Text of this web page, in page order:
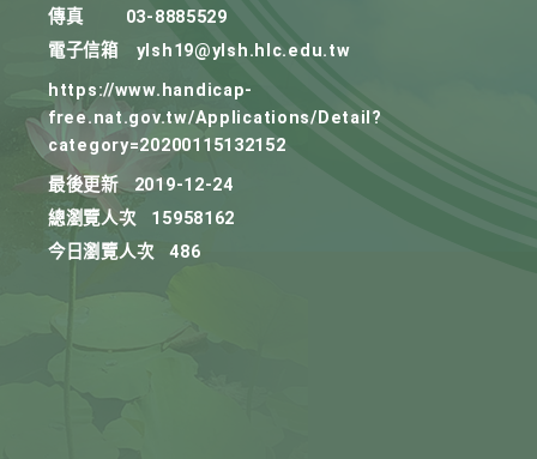
傳真
03-8885529
電子信箱
ylsh19@ylsh.hlc.edu.tw
https://www.handicap-
free.nat.gov.tw/Applications/Detail?
category=20200115132152
最後更新
2019-12-24
總瀏覽人次
15958162
今日瀏覽人次
486